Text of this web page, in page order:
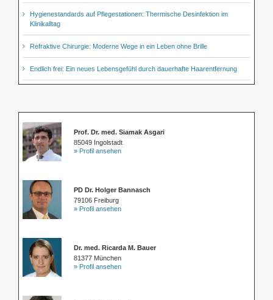
Hygienestandards auf Pflegestationen: Thermische Desinfektion im
Klinikalltag
Refraktive Chirurgie: Moderne Wege in ein Leben ohne Brille
Endlich frei: Ein neues Lebensgefühl durch dauerhafte Haarentfernung
Prof. Dr. med. Siamak Asgari
85049 Ingolstadt
» Profil ansehen
PD Dr. Holger Bannasch
79106 Freiburg
» Profil ansehen
Dr. med. Ricarda M. Bauer
81377 München
» Profil ansehen